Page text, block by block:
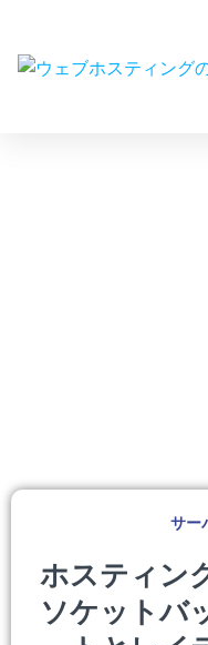
サー
ホスティン
ソケットバ